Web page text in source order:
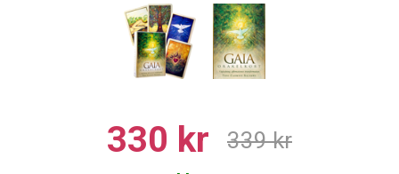
339 kr
330 kr